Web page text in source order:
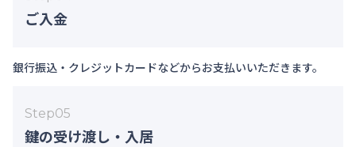
ご入金
銀行振込・クレジットカードなどからお支払いいただきます。
Step05
鍵の受け渡し・入居